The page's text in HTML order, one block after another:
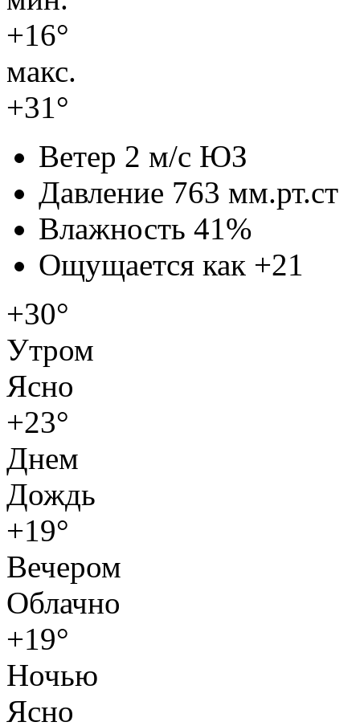
+16°
макс.
+31°
Ветер 2 м/с ЮЗ
Давление 763 мм.рт.ст
Влажность 41%
Ощущается как +21
+30°
Утром
Ясно
+23°
Днем
Дождь
+19°
Вечером
Облачно
+19°
Ночью
Ясно